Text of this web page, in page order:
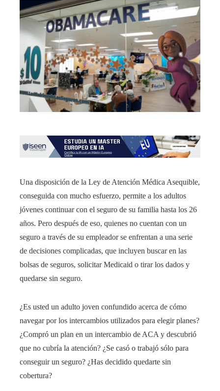
Una disposición de la Ley de Atención Médica Asequible,
conseguida con mucho esfuerzo, permite a los adultos
jóvenes continuar con el seguro de su familia hasta los 26
años. Pero después de eso, quienes no cuentan con un
seguro a través de su empleador se enfrentan a una serie
de decisiones complicadas, que incluyen buscar en las
bolsas de seguros, solicitar Medicaid o tirar los dados y
quedarse sin seguro.
¿Es usted un adulto joven confundido acerca de cómo
navegar por los intercambios utilizados para elegir planes?
¿Compró un plan en un intercambio de ACA y descubrió
que no cubría la atención? ¿Se casó o trabajó sólo para
conseguir un seguro? ¿Has decidido quedarte sin
cobertura?